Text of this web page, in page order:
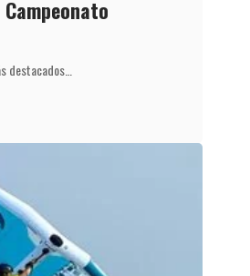
destacados…